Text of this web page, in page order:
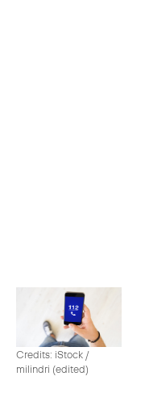
Credits: iStock /
milindri (edited)